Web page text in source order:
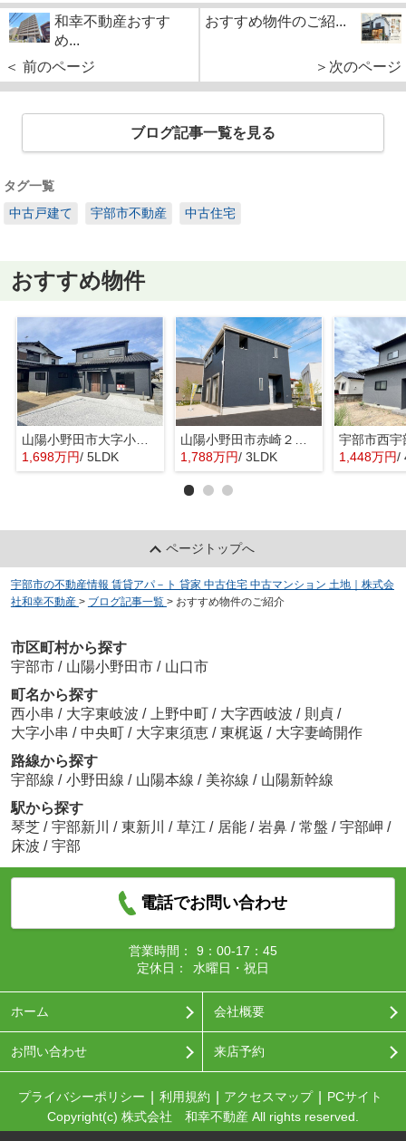
和幸不動産おすす
め...
＜ 前のページ
おすすめ物件のご紹...
＞次のページ
ブログ記事一覧を見る
タグ一覧
中古戸建て
宇部市不動産 中古住宅
おすすめ物件
山陽小野田市大字小野田の中古一戸建
1,698万円/ 5LDK
山陽小野田市赤崎２丁目の新築一戸建
1,788万円/ 3LDK 1,448万円/
ページトップへ
宇部市の不動産情報 賃貸アパ－ト 貸家 中古住宅 中古マンション 土地｜株式会
社和幸不動産 > ブログ記事一覧 > おすすめ物件のご紹介
市区町村から探す
宇部市 / 山陽小野田市 / 山口市
町名から探す
西小串 / 大字東岐波 / 上野中町 / 大字西岐波 / 則貞 /
大字小串 / 中央町 / 大字東須恵 / 東梶返 / 大字妻崎開作
路線から探す
宇部線 / 小野田線 / 山陽本線 / 美祢線 / 山陽新幹線
駅から探す
琴芝 / 宇部新川 / 東新川 / 草江 / 居能 / 岩鼻 / 常盤 / 宇部岬 /
床波 / 宇部
電話でお問い合わせ
営業時間：
9：00-17：45
定休日：
水曜日・祝日
ホーム 会社概要
お問い合わせ 来店予約
プライバシーポリシー 利用規約 アクセスマップ
PCサイト
Copyright(c) 株式会社 和幸不動産 All rights reserved.